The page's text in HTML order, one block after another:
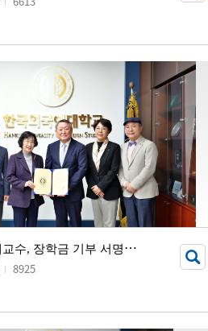
경
제학부 김애실 명예교수, 장학금 기부 서명식 개최
8925